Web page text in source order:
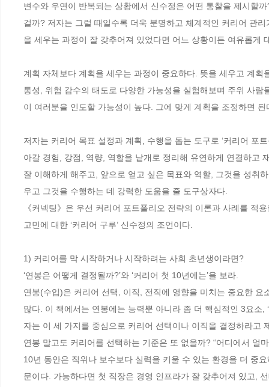
변수와 우연이 반복되는 상황에서 신수정은 어떤 통찰을 제시할
걸까? 저자는 그럴 때일수록 더욱 분명하고 체계적인 커리어 관
을 세우는 과정이 잘 갖추어져 있었다면 어느 상황이든 여유롭게
계획 자체보다 계획을 세우는 과정이 중요하다. 뜻을 세우고 계
통성, 위험 감수의 태도로 다양한 가능성을 실험해보며 주위 사
이 여러분을 인도할 가능성이 높다. 그에 맞게 계획을 조정하면 된
저자는 커리어 목표 설정과 계획, 수행을 돕는 도구로 ‘커리어 포
아갈 경험, 강점, 역량, 역할을 낱개로 정리해 유연하게 연결하고
잘 이해하게 해주고, 앞으로 얻고 싶은 목표와 역할, 그것을 성취
우고 그것을 수행하는 데 강력한 도움을 줄 도구상자다.
《커넥팅》은 우선 커리어 포트폴리오 전략의 이론과 사례를 적
고민에 대한 ‘커리어 구루’ 신수정의 조언이다.
1) 커리어를 막 시작하거나 시작하려는 사회 초년생이라면?
‘연봉은 어떻게 결정될까?’와 ‘커리어 첫 10년에는’을 보라.
연봉(수입)은 커리어 선택, 이직, 전직에 영향을 미치는 중요한
많다. 이 책에서는 연봉에는 능력뿐 아니라 좀 더 핵심적인 3요소,
자는 이 세 가지를 중심으로 커리어 선택이나 이직을 결정하라고
연봉 말고도 커리어를 선택하는 기준은 또 없을까? “어디에서 얼
10년 동안은 직위나 보수보다 실력을 키울 수 있는 환경을 더 중
문이다. 가능하다면 첫 직장은 경영 인프라가 잘 갖추어져 있고,